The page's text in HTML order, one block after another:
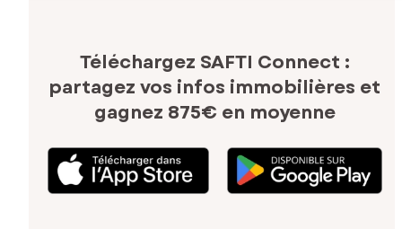
Téléchargez SAFTI Connect :
partagez vos infos immobilières et
gagnez 875€ en moyenne